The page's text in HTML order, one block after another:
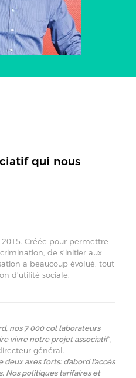
qui nous
2015. Créée pour permettre
de s’initier aux
a beaucoup évolué, tout
d’utilité sociale.
nos 7 000 col laborateurs
vivre notre projet associatif”,
général.
axes forts: d’abord l’accès
Nos politiques tarifaires et